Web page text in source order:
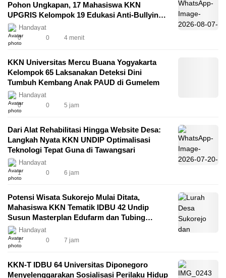
Pohon Ungkapan, 17 Mahasiswa KKN
UPGRIS Kelompok 19 Edukasi Anti-Bullying
di SDN Lodoyong 03
Handayat
0 0 4 menit
KKN Universitas Mercu Buana Yogyakarta
Kelompok 65 Laksanakan Deteksi Dini
Tumbuh Kembang Anak PAUD di Gumelem
Handayat
0 0 5 jam
Dari Alat Rehabilitasi Hingga Website Desa:
Langkah Nyata KKN UNDIP Optimalisasi
Teknologi Tepat Guna di Tawangsari
Handayat
1 0 6 jam
Potensi Wisata Sukorejo Mulai Ditata,
Mahasiswa KKN Tematik IDBU 42 Undip
Susun Masterplan Edufarm dan Tubing
Berbasis SDGs
Handayat
1 0 7 jam
KKN-T IDBU 64 Universitas Diponegoro
Menyelenggarakan Sosialisasi Perilaku Hidup